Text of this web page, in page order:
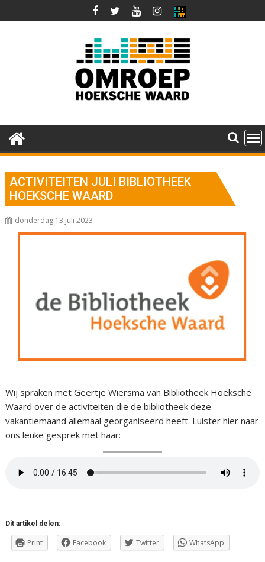
naar
ACTIVITEITEN JULI BIBLIOTHEEK
HOEKSCHE WAARD
donderdag 13 juli 2023
Wij spraken met Geertje Wiersma van Bibliotheek Hoeksche
Waard over de activiteiten die de bibliotheek deze
vakantiemaand allemaal georganiseerd heeft. Luister hier naar
ons leuke gesprek met haar:
Dit artikel delen:
Print Facebook Twitter WhatsApp